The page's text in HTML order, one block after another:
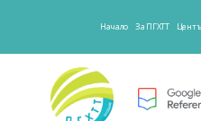
Начало За ПГХТТ